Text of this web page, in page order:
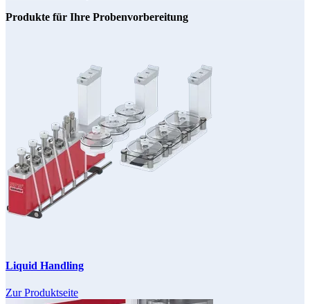
Produkte für Ihre Probenvorbereitung
Liquid Handling
Zur Produktseite